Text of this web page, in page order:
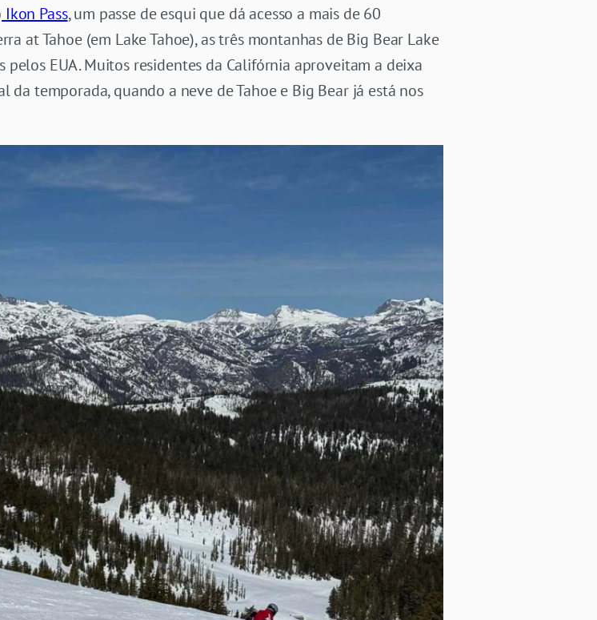
Ikon Pass, um passe de esqui que dá acesso a mais de 60
at Tahoe (em Lake Tahoe), as três montanhas de Big Bear Lake
EUA. Muitos residentes da Califórnia aproveitam a deixa
temporada, quando a neve de Tahoe e Big Bear já está nos